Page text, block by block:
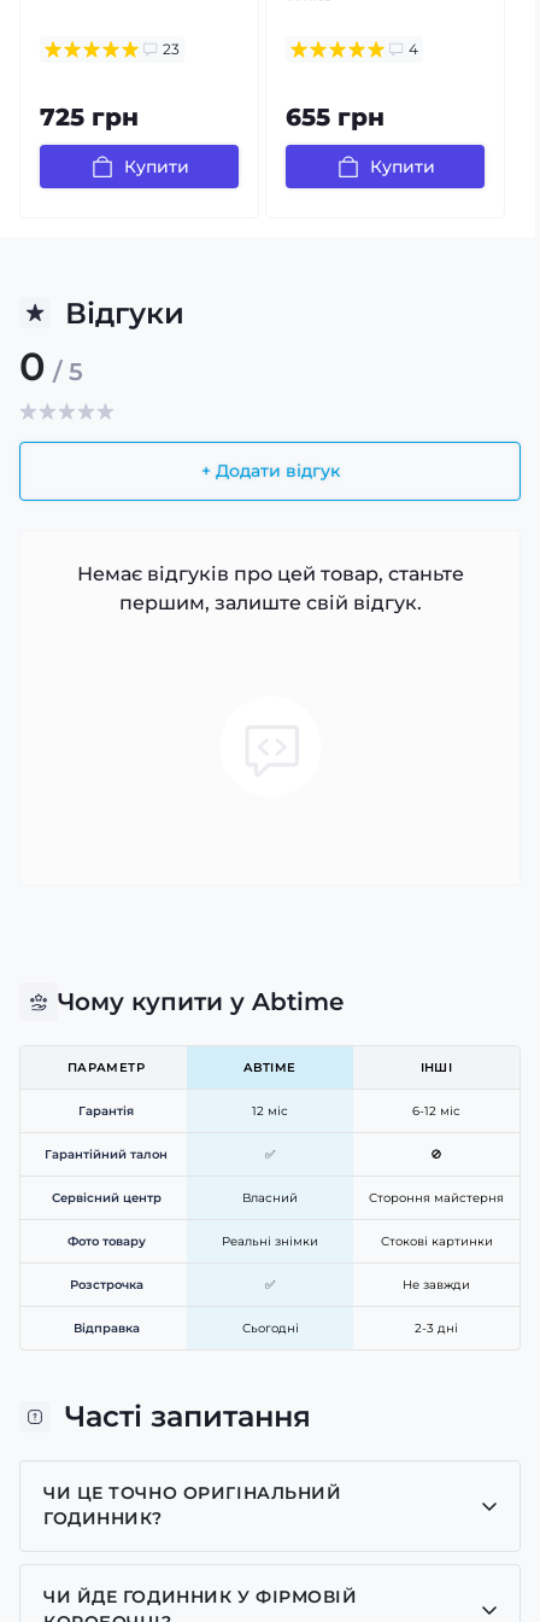
23
725 грн
Купити
4
655 грн
Купити
Відгуки
0 / 5
+ Додати відгук
Немає відгуків про цей товар, станьте
першим, залиште свій відгук.
Чому купити у Abtime
ПАРАМЕТР ABTIME ІНШІ
Гарантія 12 міс 6-12 міс
Гарантійний талон ✅ 🚫
Сервісний центр Власний Стороння майстерня
Фото товару Реальні знімки Стокові картинки
Розстрочка ✅ Не завжди
Відправка Сьогодні 2-3 дні
Часті запитання
ЧИ ЦЕ ТОЧНО ОРИГІНАЛЬНИЙ
ГОДИННИК?
Так, усі годинники у нас лише оригінальні, ми є
представником багатьох брендів.
ЧИ ЙДЕ ГОДИННИК У ФІРМОВІЙ